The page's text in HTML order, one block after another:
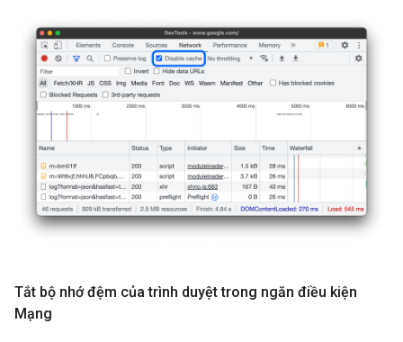
Tắt bộ nhớ đệm của trình duyệt trong ngăn điều kiện
Mạng